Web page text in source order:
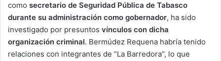
como secretario de Seguridad Pública de Tabasco
durante su administración como gobernador, ha sido
investigado por presuntos vínculos con dicha
organización criminal. Bermúdez Requena habría tenido
relaciones con integrantes de “La Barredora”, lo que